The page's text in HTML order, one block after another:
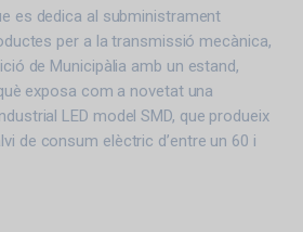
es dedica al subministrament
per a la transmissió mecànica,
de Municipàlia amb un estand,
exposa com a novetat una
LED model SMD, que produeix
de consum elèctric d’entre un 60 i